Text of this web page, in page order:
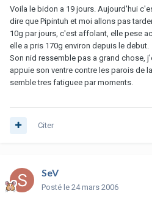
Voila le bidon a 19 jours. Aujourd'hui
dire que Pipintuh et moi allons pas
10g par jours, c'est affolant, elle pese
elle a pris 170g environ depuis le debut.
Son nid ressemble pas a grand chose,
appuie son ventre contre les parois de
semble tres fatiguee par moments.
Citer
SeV
Posté le 24 mars 2006